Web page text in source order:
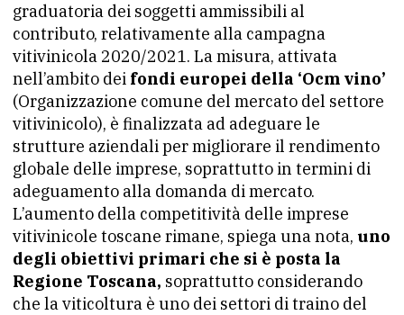
graduatoria dei soggetti ammissibili al
contributo, relativamente alla campagna
vitivinicola 2020/2021. La misura, attivata
nell’ambito dei fondi europei della ‘Ocm vino’
(Organizzazione comune del mercato del settore
vitivinicolo), è finalizzata ad adeguare le
strutture aziendali per migliorare il rendimento
globale delle imprese, soprattutto in termini di
adeguamento alla domanda di mercato.
L’aumento della competitività delle imprese
vitivinicole toscane rimane, spiega una nota, uno
degli obiettivi primari che si è posta la
Regione Toscana, soprattutto considerando
che la viticoltura è uno dei settori di traino del